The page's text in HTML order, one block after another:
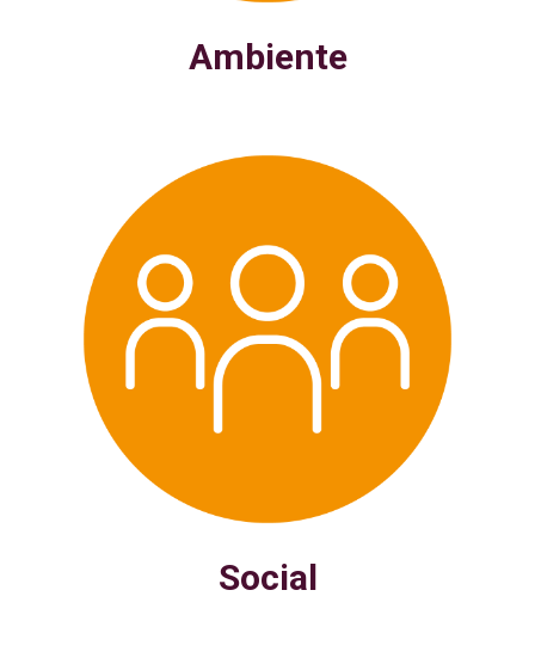
Ambiente
Social